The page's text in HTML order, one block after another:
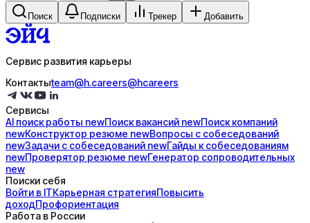
Поиск Подписки Трекер Добавить
Сервис развития карьеры
Контактыteam@h.careers@hcareers
Сервисы
AI поискработы newПоисквакансий newПоисккомпаний
newКонструктор резюме newВопросы с собеседований
newЗадачи с собеседований newГайды ксобеседованиям
newПроверятор резюме newГенератор сопроводительных
new
Поиски себя
Войти в ITКарьерная стратегияПовысить
доходПрофориентация
Работа в России